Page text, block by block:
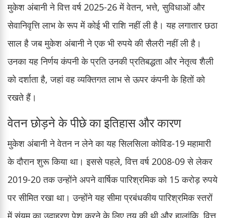
मुकेश अंबानी ने वित्त वर्ष 2025-26 में वेतन, भत्ते, सुविधाओं और
सेवानिवृत्ति लाभ के रूप में कोई भी राशि नहीं ली है। यह लगातार छठा
साल है जब मुकेश अंबानी ने एक भी रुपये की सैलरी नहीं ली है।
उनका यह निर्णय कंपनी के प्रति उनकी प्रतिबद्धता और नेतृत्व शैली
को दर्शाता है, जहां वह व्यक्तिगत लाभ से ऊपर कंपनी के हितों को
रखते हैं।
वेतन छोड़ने के पीछे का इतिहास और कारण
मुकेश अंबानी ने वेतन न लेने का यह सिलसिला कोविड-19 महामारी
के दौरान शुरू किया था। इससे पहले, वित्त वर्ष 2008-09 से लेकर
2019-20 तक उन्होंने अपने वार्षिक पारिश्रमिक को 15 करोड़ रुपये
पर सीमित रखा था। उन्होंने यह सीमा प्रबंधकीय पारिश्रमिक स्तरों
में संयम का उदाहरण पेश करने के लिए तय की थी और हालांकि, वित्त